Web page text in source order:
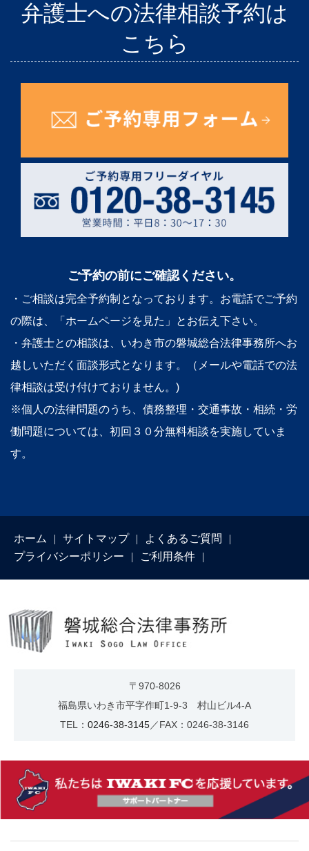
弁護士への法律相談予約は
こちら
ご予約の前にご確認ください。
・ご相談は完全予約制となっております。お電話でご予約
の際は、「ホームページを見た」とお伝え下さい。
・弁護士との相談は、いわき市の磐城総合法律事務所へお
越しいただく面談形式となります。（メールや電話での法
律相談は受け付けておりません。)
※個人の法律問題のうち、債務整理・交通事故・相続・労
働問題については、初回３０分無料相談を実施していま
す。
ホーム サイトマップ
よくあるご質問
プライバシーポリシー
ご利用条件
〒970-8026
福島県いわき市平字作町1-9-3 村山ビル4-A
TEL： 0246-38-3145／FAX：0246-38-3146